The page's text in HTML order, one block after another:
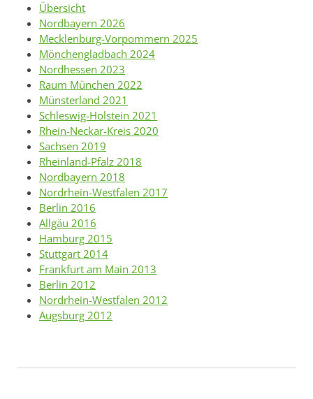
Übersicht
Nordbayern 2026
Mecklenburg-Vorpommern 2025
Mönchengladbach 2024
Nordhessen 2023
Raum München 2022
Münsterland 2021
Schleswig-Holstein 2021
Rhein-Neckar-Kreis 2020
Sachsen 2019
Rheinland-Pfalz 2018
Nordbayern 2018
Nordrhein-Westfalen 2017
Berlin 2016
Allgäu 2016
Hamburg 2015
Stuttgart 2014
Frankfurt am Main 2013
Berlin 2012
Nordrhein-Westfalen 2012
Augsburg 2012